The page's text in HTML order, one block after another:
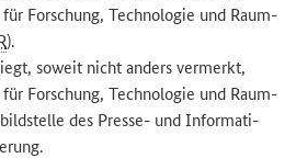
For­schung, Tech­no­lo­gie und Raum­
).
so­weit nicht an­ders ver­merkt,
For­schung, Tech­no­lo­gie und Raum­
des Presse-​ und In­for­ma­ti­